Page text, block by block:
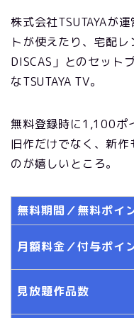
株式会社TSUTAYAが
トが使えたり、宅配レ
DISCAS」とのセット
なTSUTAYA TV。
無料登録時に1,100ポ
旧作だけでなく、新
のが嬉しいところ。
無料期間／無料ポイ
月額料金／付与ポイ
見放題作品数